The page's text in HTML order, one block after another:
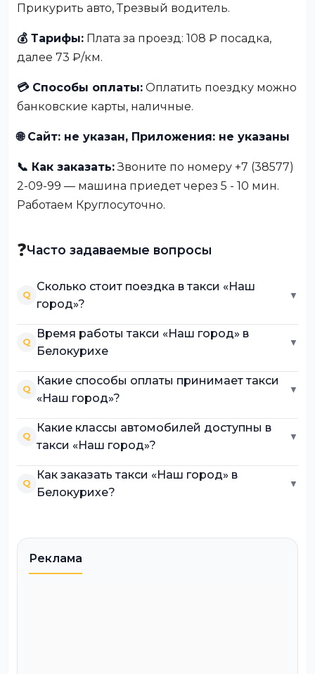
Прикурить авто, Трезвый водитель.
💰 Тарифы: Плата за проезд: 108 ₽ посадка,
далее 73 ₽/км.
💳 Способы оплаты: Оплатить поездку можно
банковские карты, наличные.
🌐 Сайт: не указан, Приложения: не указаны
📞 Как заказать:Звоните по номеру +7 (38577)
2-09-99 — машина приедет через 5 - 10 мин.
Работаем Круглосуточно.
❓Часто задаваемые вопросы
Q
Сколько стоит поездка в такси «Наш
город»?
▼
Q
Время работы такси «Наш город» в
Белокурихе
▼
Q
Какие способы оплаты принимает такси
«Наш город»?
▼
Q
Какие классы автомобилей доступны в
такси «Наш город»?
▼
Q
Как заказать такси «Наш город» в
Белокурихе?
▼
Реклама